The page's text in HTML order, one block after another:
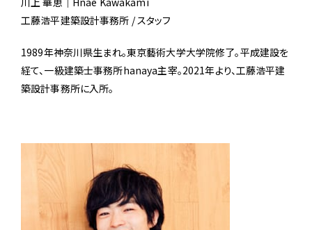
工藤浩平建築設計事務所 / スタッフ
1989年神奈川県生まれ。東京藝術大学大学院修了。平成建設を
経て、一級建築士事務所hanaya主宰。2021年より、工藤浩平建
築設計事務所に入所。